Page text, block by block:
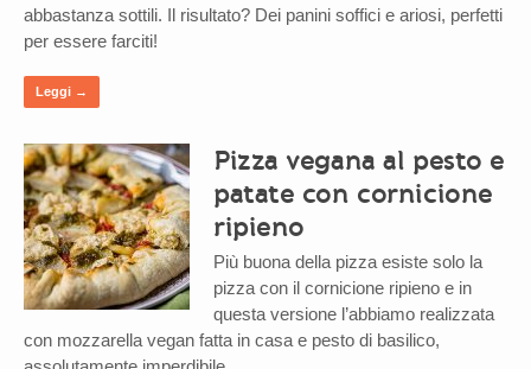
abbastanza sottili. Il risultato? Dei panini soffici e ariosi, perfetti
per essere farciti!
Leggi →
Pizza vegana al pesto e
patate con cornicione
ripieno
Più buona della pizza esiste solo la
pizza con il cornicione ripieno e in
questa versione l’abbiamo realizzata
con mozzarella vegan fatta in casa e pesto di basilico,